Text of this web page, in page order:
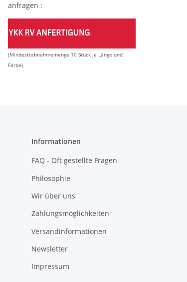
anfragen :
(Mindesttabnahmemenge 10 Stück je Länge und
Farbe)
Informationen
FAQ - Oft gestellte Fragen
Philosophie
Wir über uns
Zahlungsmöglichkeiten
Versandinformationen
Newsletter
Impressum